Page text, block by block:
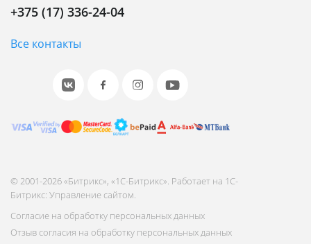
+375 (17) 336-24-04
Все контакты
© 2001-2026 «Битрикс», «1С-Битрикс». Работает на 1С-
Битрикс: Управление сайтом.
Согласие на обработку персональных данных
Отзыв согласия на обработку персональных данных